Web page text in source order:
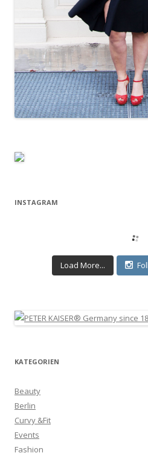
INSTAGRAM
Load More...
KATEGORIEN
Beauty
Berlin
Curvy &Fit
Events
Fashion